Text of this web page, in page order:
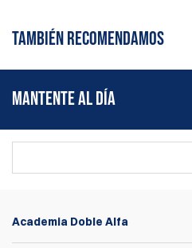
productos. Sé el primero en escribir
una reseña
TAMBIÉN RECOMENDAMOS
MANTENTE AL DÍA
Academia Doble Alfa